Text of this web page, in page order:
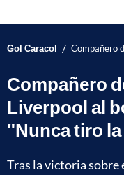
Gol Caracol / Compañero
Compañero
Liverpool al
"Nunca tiro
Tras la victoria sobre